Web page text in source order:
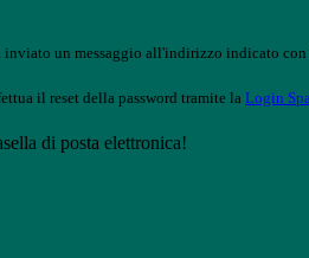
inviato un messaggio all'indirizzo indicato con
il reset della password tramite la Login
di posta elettronica!